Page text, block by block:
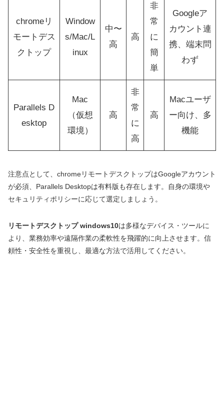
chromeリ
モートデス
クトップ
Window
s/Mac/L
inux
中〜
高
高
非
常
に
簡
単
Googleア
カウント連
携、端末問
わず
Parallels D
esktop
Mac
（仮想
環境）
高
非
常
に
高
高
Macユーザ
ー向け、多
機能
注意点として、chromeリモートデスクトップはGoogleアカウント
が必須、Parallels Desktopは有料版も存在します。自身の環境や
セキュリティポリシーに応じて選定しましょう。
リモートデスクトップ windows10は多様なデバイス・ツールに
より、業務効率や遠隔作業の柔軟性を飛躍的に向上させます。信
頼性・安全性を重視し、最適な方法で活用してください。